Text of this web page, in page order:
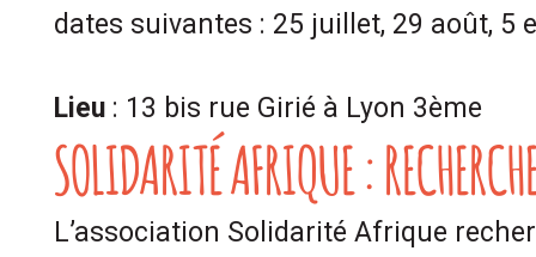
dates suivantes : 25 juillet, 29 août, 5
Lieu : 13 bis rue Girié à Lyon 3ème
SOLIDARITÉ AFRIQUE :
L’association Solidarité Afrique